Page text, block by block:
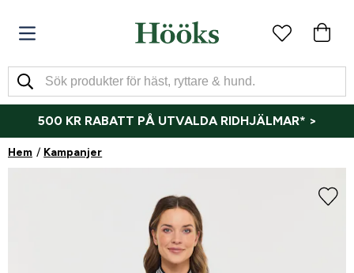
500 KR RABATT PÅ UTVALDA RIDHJÄLMAR* >
Hem Kampanjer